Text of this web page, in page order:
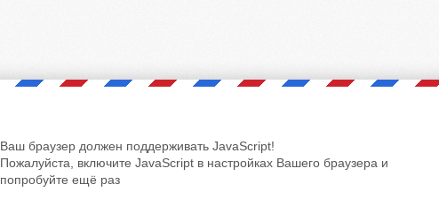
Ваш браузер должен поддерживать JavaScript!
Пожалуйста, включите JavaScript в настройках Вашего браузера и
попробуйте ещё раз